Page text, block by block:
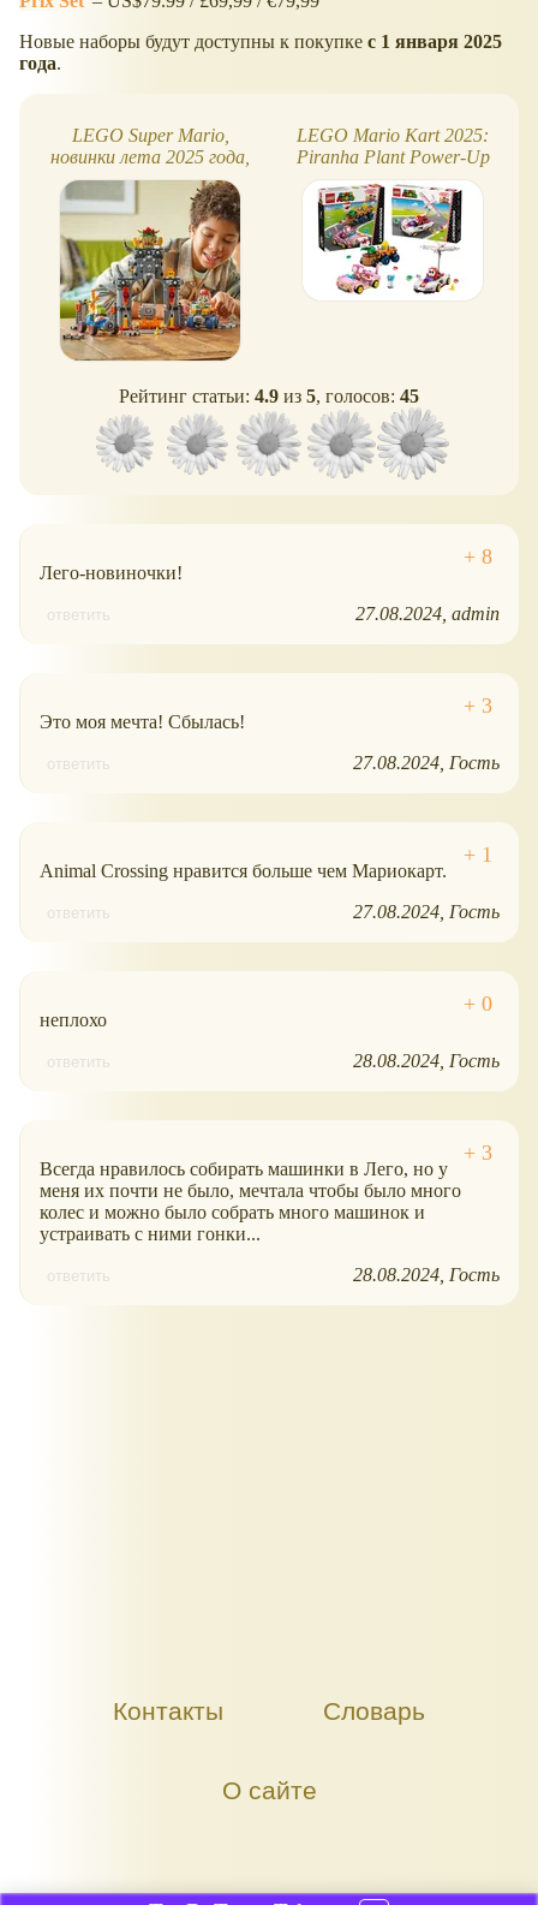
Новые наборы будут доступны к покупке с 1 января 2025
года.
LEGO Super Mario,
новинки лета 2025 года,
список
LEGO Mario Kart 2025:
Piranha Plant Power-Up
Pursuit и Shy Guy & P-
Wing
Рейтинг статьи: 4.9 из 5, голосов: 45
Лего-новиночки!
ответить 27.08.2024 admin
Это моя мечта! Сбылась!
ответить 27.08.2024 Гость
Animal Crossing нравится больше чем Мариокарт.
ответить 27.08.2024 Гость
неплохо
ответить 28.08.2024 Гость
Всегда нравилось собирать машинки в Лего, но у
меня их почти не было, мечтала чтобы было много
колес и можно было собрать много машинок и
устраивать с ними гонки...
ответить 28.08.2024 Гость
Контакты Словарь
О сайте